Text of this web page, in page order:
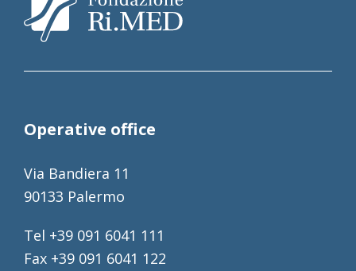
Operative office
Via Bandiera 11
90133 Palermo
Tel +39 091 6041 111
Fax +39 091 6041 122